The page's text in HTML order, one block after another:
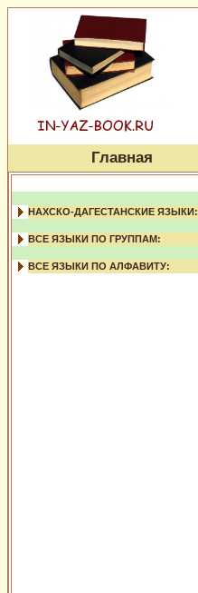
Главная
НАХСКО-ДАГЕСТАНСКИЕ ЯЗЫКИ:
ВСЕ ЯЗЫКИ ПО ГРУППАМ:
ВСЕ ЯЗЫКИ ПО АЛФАВИТУ: